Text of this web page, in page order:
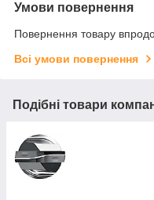
Умови повернення
Повернення товару
Всі умови повернення
Подібні товари